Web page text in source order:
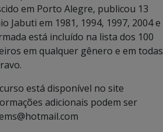
em Porto Alegre, publicou 13
Jabuti em 1981, 1994, 1997, 2004 e
está incluído na lista dos 100
em qualquer gênero e em todas
está disponível no site
adicionais podem ser